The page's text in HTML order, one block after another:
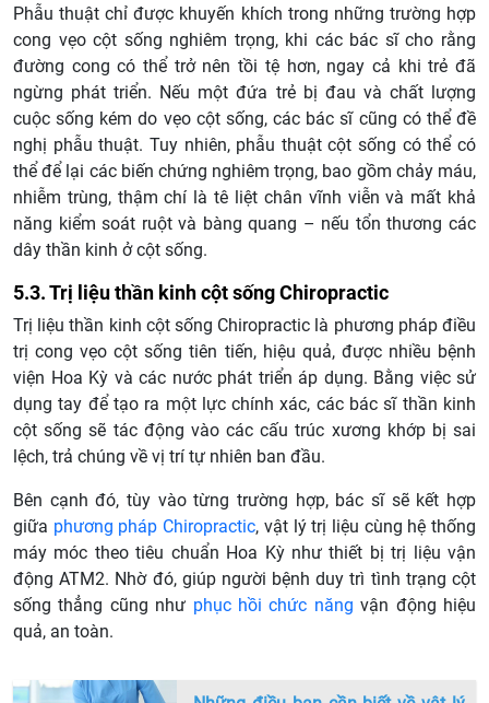
Phẫu thuật chỉ được khuyến khích trong những trường hợp
cong vẹo cột sống nghiêm trọng, khi các bác sĩ cho rằng
đường cong có thể trở nên tồi tệ hơn, ngay cả khi trẻ đã
ngừng phát triển. Nếu một đứa trẻ bị đau và chất lượng
cuộc sống kém do vẹo cột sống, các bác sĩ cũng có thể đề
nghị phẫu thuật. Tuy nhiên, phẫu thuật cột sống có thể có
thể để lại các biến chứng nghiêm trọng, bao gồm chảy máu,
nhiễm trùng, thậm chí là tê liệt chân vĩnh viễn và mất khả
năng kiểm soát ruột và bàng quang – nếu tổn thương các
dây thần kinh ở cột sống.
5.3. Trị liệu thần kinh cột sống Chiropractic
Trị liệu thần kinh cột sống Chiropractic là phương pháp điều
trị cong vẹo cột sống tiên tiến, hiệu quả, được nhiều bệnh
viện Hoa Kỳ và các nước phát triển áp dụng. Bằng việc sử
dụng tay để tạo ra một lực chính xác, các bác sĩ thần kinh
cột sống sẽ tác động vào các cấu trúc xương khớp bị sai
lệch, trả chúng về vị trí tự nhiên ban đầu.
Bên cạnh đó, tùy vào từng trường hợp, bác sĩ sẽ kết hợp
giữa phương pháp Chiropractic, vật lý trị liệu cùng hệ thống
máy móc theo tiêu chuẩn Hoa Kỳ như thiết bị trị liệu vận
động ATM2. Nhờ đó, giúp người bệnh duy trì tình trạng cột
sống thẳng cũng như phục hồi chức năng vận động hiệu
quả, an toàn.